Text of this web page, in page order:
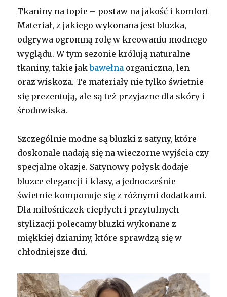
Tkaniny na topie – postaw na jakość i komfort
Materiał, z jakiego wykonana jest bluzka,
odgrywa ogromną rolę w kreowaniu modnego
wyglądu. W tym sezonie królują naturalne
tkaniny, takie jakbawełna organiczna, len
oraz wiskoza. Te materiały nie tylko świetnie
się prezentują, ale są też przyjazne dla skóry i
środowiska.
Szczególnie modne są bluzki z satyny, które
doskonale nadają się na wieczorne wyjścia czy
specjalne okazje. Satynowy połysk dodaje
bluzce elegancji i klasy, a jednocześnie
świetnie komponuje się z różnymi dodatkami.
Dla miłośniczek ciepłych i przytulnych
stylizacji polecamy bluzki wykonane z
miękkiej dzianiny, które sprawdzą się w
chłodniejsze dni.